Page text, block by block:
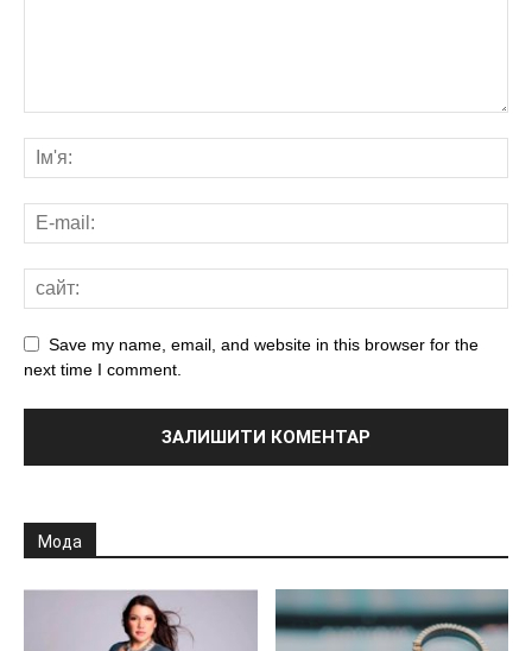
Save my name, email, and website in this browser for the
next time I comment.
Мода